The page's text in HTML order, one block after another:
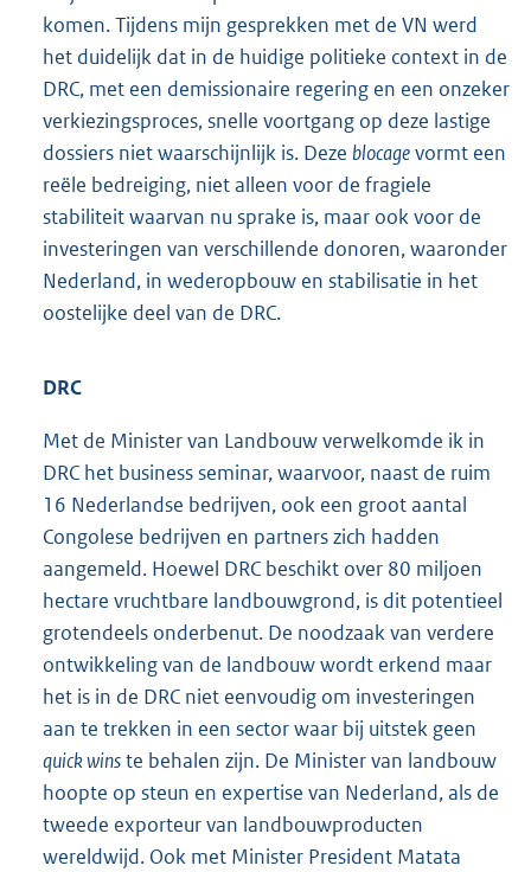
komen. Tijdens mijn gesprekken met de VN werd
het duidelijk dat in de huidige politieke context in de
DRC, met een demissionaire regering en een onzeker
verkiezingsproces, snelle voortgang op deze lastige
dossiers niet waarschijnlijk is. Deze blocagevormt een
reële bedreiging, niet alleen voor de fragiele
stabiliteit waarvan nu sprake is, maar ook voor de
investeringen van verschillende donoren, waaronder
Nederland, in wederopbouw en stabilisatie in het
oostelijke deel van de DRC.
DRC
Met de Minister van Landbouw verwelkomde ik in
DRC het business seminar, waarvoor, naast de ruim
16 Nederlandse bedrijven, ook een groot aantal
Congolese bedrijven en partners zich hadden
aangemeld. Hoewel DRC beschikt over 80 miljoen
hectare vruchtbare landbouwgrond, is dit potentieel
grotendeels onderbenut. De noodzaak van verdere
ontwikkeling van de landbouw wordt erkend maar
het is in de DRC niet eenvoudig om investeringen
aan te trekken in een sector waar bij uitstek geen
quick winste behalen zijn. De Minister van landbouw
hoopte op steun en expertise van Nederland, als de
tweede exporteur van landbouwproducten
wereldwijd. Ook met Minister President Matata